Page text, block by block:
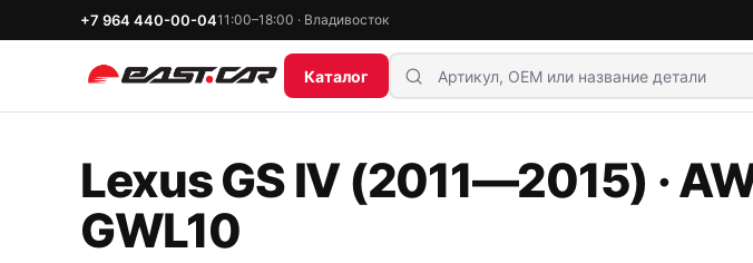
+7 964 440-00-0411:00–18:00 · Владивосток
Каталог
Lexus GS IV (2011—2015) ·
GWL10